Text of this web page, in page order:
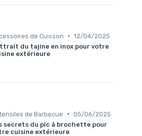
de Cuisson • 12/04/2025
du tajine en inox pour votre
extérieure
de Barbecue • 05/06/2025
secrets du pic à brochette pour
cuisine extérieure